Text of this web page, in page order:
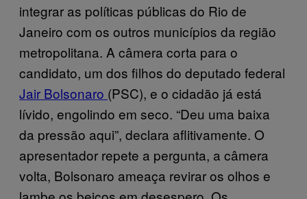
integrar as políticas públicas do Rio de
Janeiro com os outros municípios da região
metropolitana. A câmera corta para o
candidato, um dos filhos do deputado federal
Jair Bolsonaro (PSC), e o cidadão já está
lívido, engolindo em seco. “Deu uma baixa
da pressão aqui”, declara aflitivamente. O
apresentador repete a pergunta, a câmera
volta, Bolsonaro ameaça revirar os olhos e